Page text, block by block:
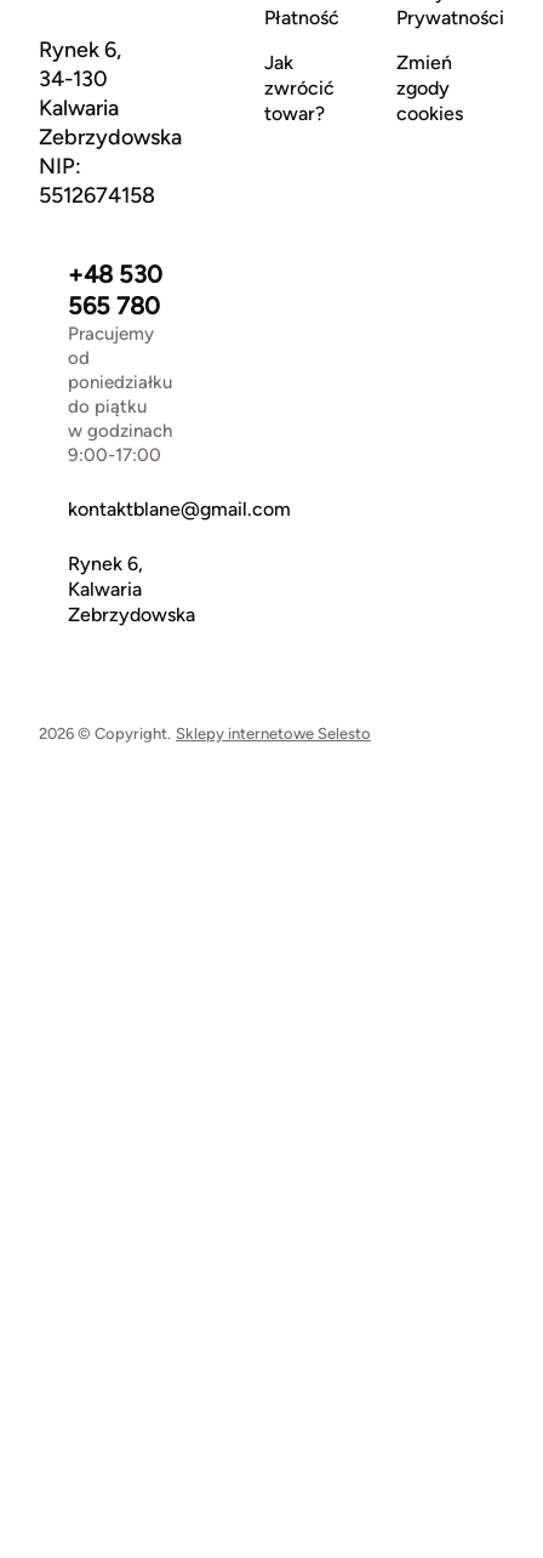
Rynek 6,
34-130
Kalwaria
Zebrzydowska
NIP:
5512674158
+48 530
565 780
Pracujemy
od
poniedziałku
do piątku
w godzinach
9:00-17:00
kontaktblane@gmail.com
Rynek 6,
Kalwaria
Zebrzydowska
Płatność
Jak
zwrócić
towar?
Prywatności
Zmień
zgody
cookies
2026 © Copyright. Sklepy internetowe Selesto